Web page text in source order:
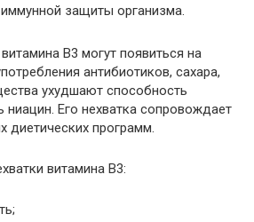
защиты организма.
B3 могут появиться на
антибиотиков, сахара,
ухудшают способность
ниацин. Его нехватка сопровождает
диетических программ.
витамина B3: